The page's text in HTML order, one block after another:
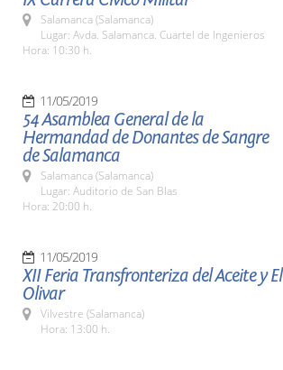
Salamanca (Salamanca)
Lugar: Avda. Salamanca. Cuartel de Ingenieros
Hora: 10:30 h.
11/05/2019
54 Asamblea General de la
Hermandad de Donantes de Sangre
de Salamanca
Salamanca (Salamanca)
Lugar: Auditorio de San Blas
Hora: 20:00 h.
11/05/2019
XII Feria Transfronteriza del Aceite y El
Olivar
Vilvestre (Salamanca)
Hora: 13:00 h.